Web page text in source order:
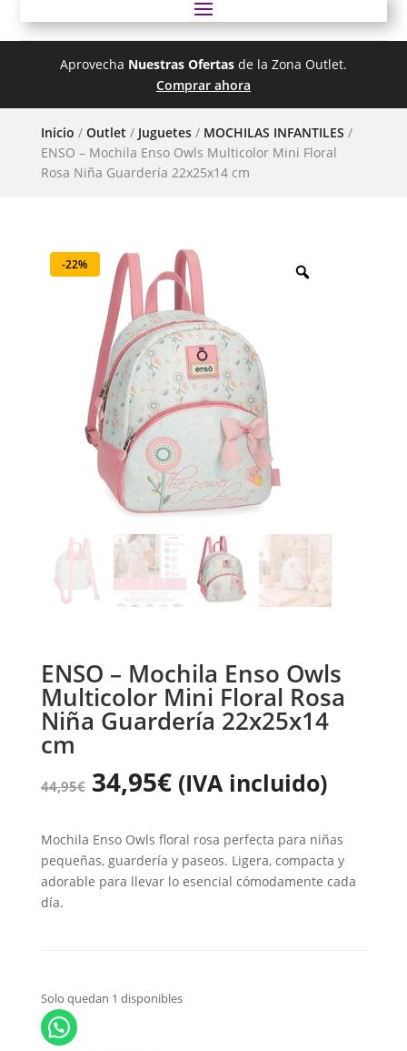
Aprovecha Nuestras Ofertasde la Zona Outlet.
Comprar ahora
Inicio / Outlet / Juguetes/ MOCHILAS INFANTILES /
ENSO – Mochila Enso Owls Multicolor Mini Floral
Rosa Niña Guardería 22x25x14 cm
-22%
ENSO – Mochila Enso Owls
Multicolor Mini Floral Rosa
Niña Guardería 22x25x14
cm
44,95€ 34,95€ (IVA incluido)
Mochila Enso Owls floral rosa perfecta para niñas
pequeñas, guardería y paseos. Ligera, compacta y
adorable para llevar lo esencial cómodamente cada
día.
Solo quedan 1 disponibles